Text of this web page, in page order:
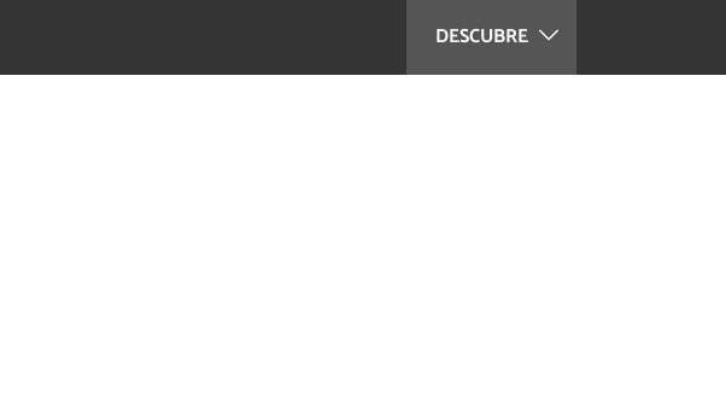
DESCUBRE